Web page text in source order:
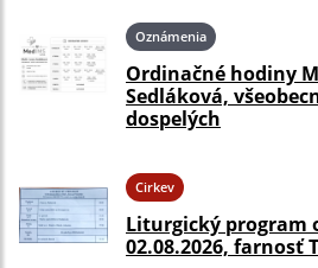
Oznámenia
Ordinačné hodiny
Sedláková,
dospelých
Cirkev
Liturgický program
02.08.2026, farnosť